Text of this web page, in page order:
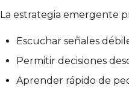
La estrategia emergente
Escuchar señales
Permitir decisiones
Aprender rápido de